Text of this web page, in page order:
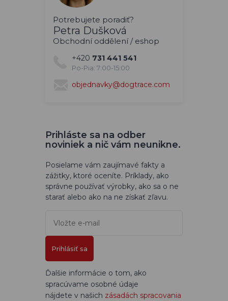
Potrebujete poradiť?
Petra Dušková
Obchodní oddělení / eshop
+420 731 441 541
Po-Pia: 7:00-15:00
objednavky@dogtrace.com
Prihláste sa na odber
noviniek a nič vám neunikne.
Posielame vám zaujímavé fakty a
zážitky, ktoré oceníte. Príklady, ako
správne používať výrobky, ako sa o ne
starať alebo ako na ne získať zľavu.
Prihlásiť sa
Ďalšie informácie o tom, ako
spracúvame osobné údaje
nájdete v našich zásadách spracovania